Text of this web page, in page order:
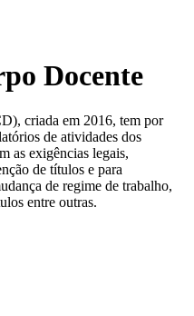
Docente
criada em 2016, tem por
de atividades dos
as exigências legais,
de títulos e para
de regime de trabalho,
entre outras.